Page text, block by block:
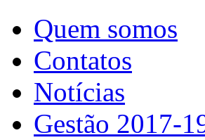
Quem somos
Contatos
Notícias
Gestão 2017-